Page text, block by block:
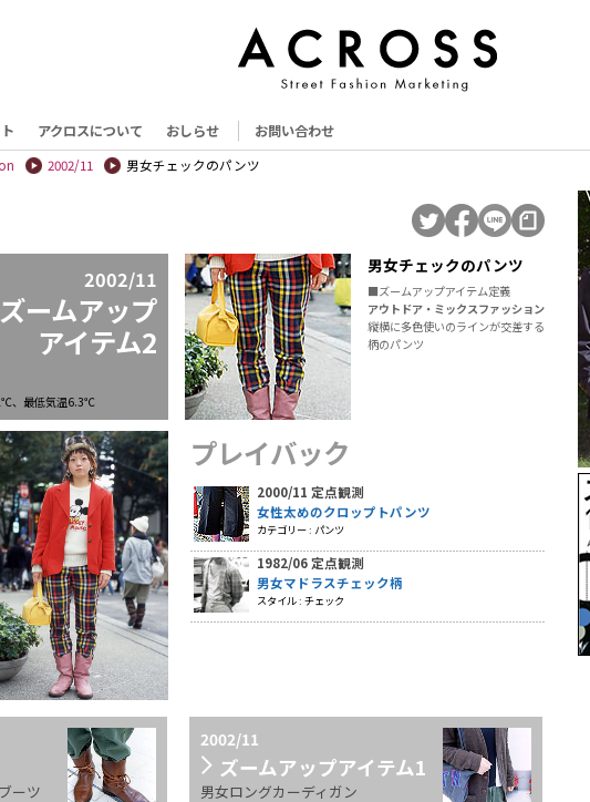
アクロスについて おしらせ お問い合わせ
2002/11 男女チェックのパンツ
男女チェックのパンツ
■ズームアップアイテム定義
アウトドア・ミックスファッション
縦横に多色使いのラインが交差する
柄のパンツ
2002/11
ズームアップ
アイテム2
、最低気温6.3℃
プレイバック
2000/11 定点観測
女性太めのクロップトパンツ
カテゴリー : パンツ
1982/06 定点観測
男女マドラスチェック柄
スタイル : チェック
ーツ
2002/11
ズームアップアイテム1
男女ロングカーディガン